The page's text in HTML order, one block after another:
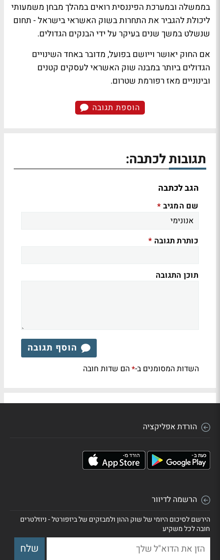
בממשלה ובמערכת הפיננסית רואים במהלך מבחן משמעותי
ליכולת להגביר את התחרות בשוק האשראי בישראל - תחום
שנשלט במשך שנים בעיקר על ידי הבנקים הגדולים.
אם החוק יאושר וייושם בפועל, מדובר באחד השינויים
הגדולים ביותר במבנה שוק האשראי לעסקים קטנים
ובינוניים מאז רפורמת שטרום.
הוספת תגובה
תגובות לכתבה:
הגב לכתבה
שם המגיב *
כותרת תגובה *
תוכן התגובה
הוסף תגובה
השדות המסומנים ב-*הם שדות חובה
הורדת אפליקציה
הרשמה לדיוור
הירשם לסיכום היומי של שוק ההון ולמבזקים של ביזפורטל - ניוזלטרים
חובה לכל משקיע